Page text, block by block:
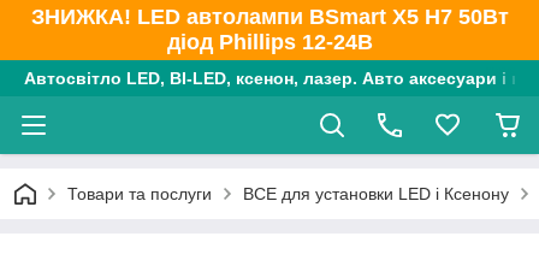
ЗНИЖКА! LED автолампи BSmart X5 H7 50Вт
діод Phillips 12-24В
Автосвітло LED, BI-LED, ксенон, лазер. Авто аксесуари і
Товари та послуги ВСЕ для установки LED і Ксенону